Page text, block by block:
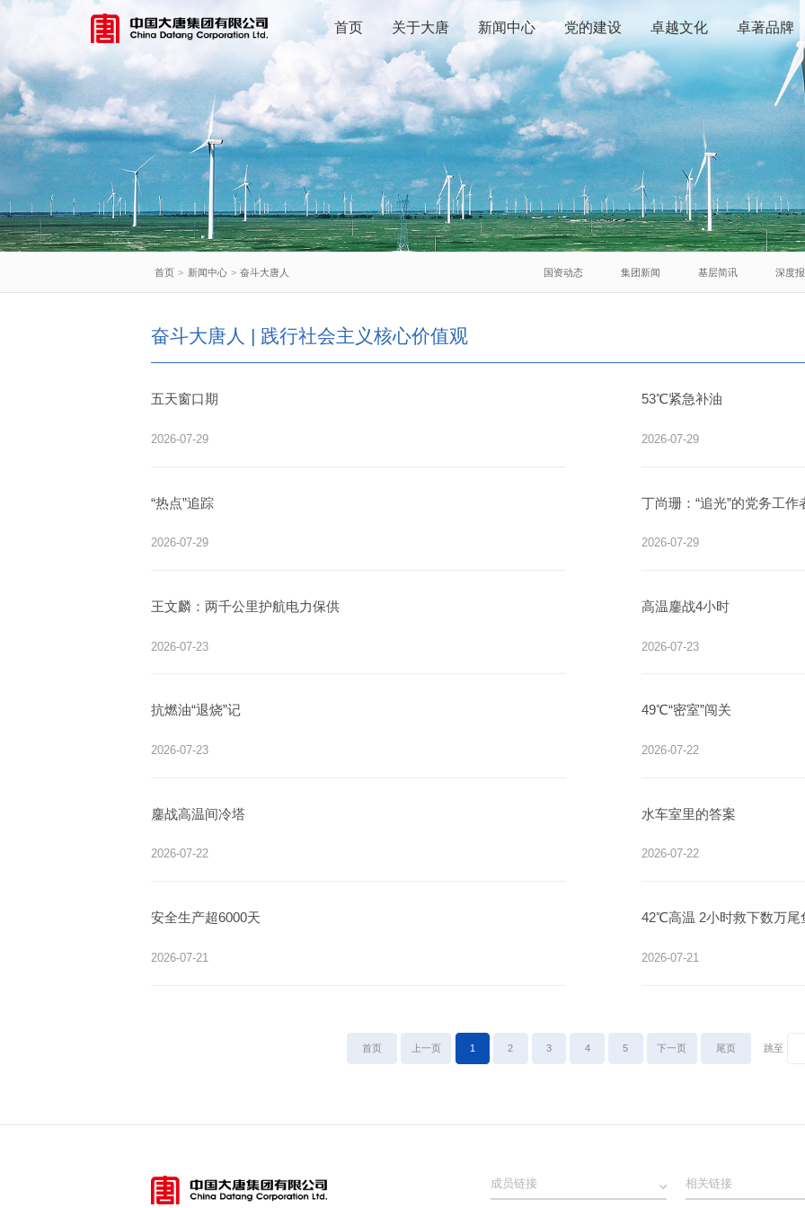
首页 关于大唐 新闻中心 党的建设 卓越文化 卓著品牌
首页 > 新闻中心 > 奋斗大唐人 国资动态 集团新闻 基层简讯 深度
奋斗大唐人 | 践行社会主义核心价值观
五天窗口期
2026-07-29
53℃紧急补油
2026-07-29
“热点”追踪
2026-07-29
丁尚珊：“追光”的党务工作
2026-07-29
王文麟：两千公里护航电力保供
2026-07-23
高温鏖战4小时
2026-07-23
抗燃油“退烧”记
2026-07-23
49℃“密室”闯关
2026-07-22
鏖战高温间冷塔
2026-07-22
水车室里的答案
2026-07-22
安全生产超6000天
2026-07-21
42℃高温 2小时救下数万尾
2026-07-21
首页 上一页 1 2 3 4 5 下一页 尾页 跳至
成员链接 相关链接